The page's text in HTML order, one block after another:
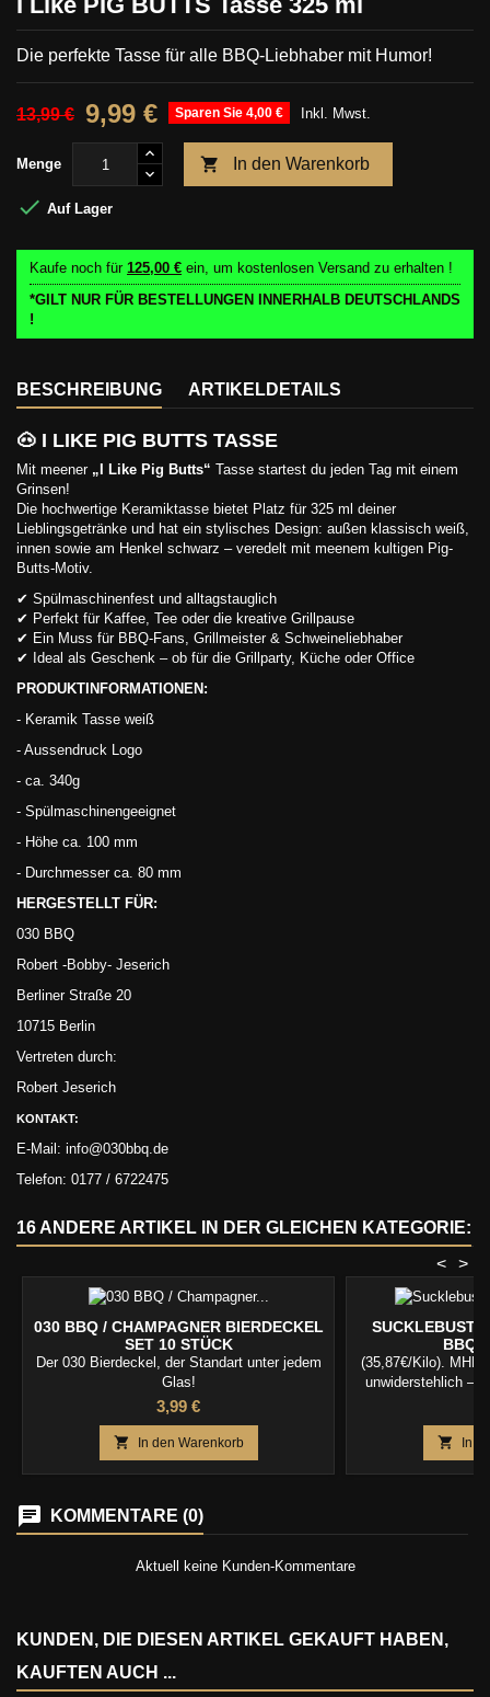
Die perfekte Tasse für alle BBQ-Liebhaber mit Humor!
13,99 € 9,99 € Sparen Sie 4,00 € Inkl. Mwst.
Menge  In den Warenkorb
 Auf Lager
Kaufe noch für 125,00 € ein, um kostenlosen Versand zu erhalten !
*GILT NUR FÜR BESTELLUNGEN INNERHALB DEUTSCHLANDS
!
BESCHREIBUNG ARTIKELDETAILS
🐽 I LIKE PIG BUTTS TASSE
Mit meener „I Like Pig Butts“ Tasse startest du jeden Tag mit einem
Grinsen!
Die hochwertige Keramiktasse bietet Platz für 325 ml deiner
Lieblingsgetränke und hat ein stylisches Design: außen klassisch weiß,
innen sowie am Henkel schwarz – veredelt mit meenem kultigen Pig-
Butts-Motiv.
✔ Spülmaschinenfest und alltagstauglich
✔ Perfekt für Kaffee, Tee oder die kreative Grillpause
✔ Ein Muss für BBQ-Fans, Grillmeister & Schweineliebhaber
✔ Ideal als Geschenk – ob für die Grillparty, Küche oder Office
PRODUKTINFORMATIONEN:
- Keramik Tasse weiß
- Aussendruck Logo
- ca. 340g
- Spülmaschinengeeignet
- Höhe ca. 100 mm
- Durchmesser ca. 80 mm
HERGESTELLT FÜR:
030 BBQ
Robert -Bobby- Jeserich
Berliner Straße 20
10715 Berlin
Vertreten durch:
Robert Jeserich
KONTAKT:
E-Mail: info@030bbq.de
Telefon: 0177 / 6722475
16 ANDERE ARTIKEL IN DER GLEICHEN KATEGORIE:
>
<
030 BBQ / CHAMPAGNER BIERDECKEL
SET 10 STÜCK
Der 030 Bierdeckel, der Standart unter jedem
Glas!
Preis
3,99 €
 In den Warenkorb
BBQ
(35,87€/Kilo). MHD
unwiderstehlich –
 In
KOMMENTARE (0)
Aktuell keine Kunden-Kommentare
KUNDEN, DIE DIESEN ARTIKEL GEKAUFT HABEN,
KAUFTEN AUCH ...